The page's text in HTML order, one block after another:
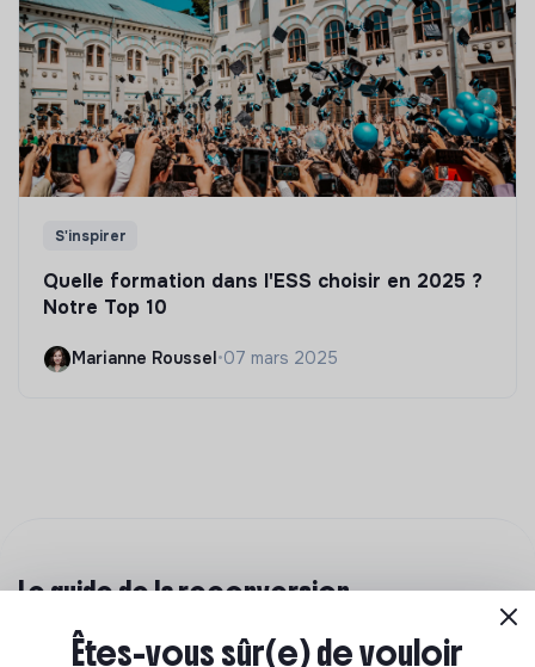
S'inspirer
Quelle formation dans l'ESS choisir en 2025 ?
Notre Top 10
Marianne Roussel•07 mars 2025
Le guide de la reconversion
Êtes-vous sûr(e) de vouloir